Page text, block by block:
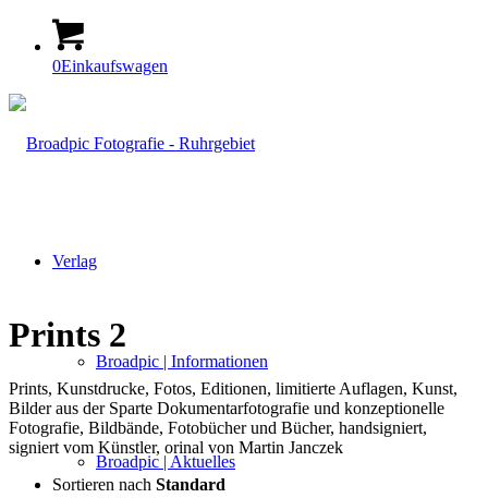
0Einkaufswagen
Verlag
Broadpic | Informationen
Broadpic | Aktuelles
Prints 2
Prints, Kunst­dru­cke, Fotos, Edi­tio­nen, limi­tier­te Auf­la­gen, Kunst,
Bil­der aus der Spar­te Doku­men­tar­fo­to­gra­fie und kon­zep­tio­nel­le
Foto­gra­fie, Bild­bän­de, Foto­bü­cher und Bücher, hand­si­gniert,
signiert vom Künst­ler, ori­nal von Mar­tin Janczek
Sortieren nach Standard